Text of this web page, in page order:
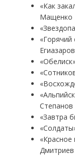
«Как
Мащенко
«Горячий
Егиазаров
Степанов
«Завтра
Дмитриев